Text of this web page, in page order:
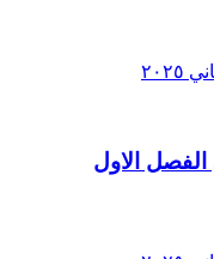
الفصل الاول